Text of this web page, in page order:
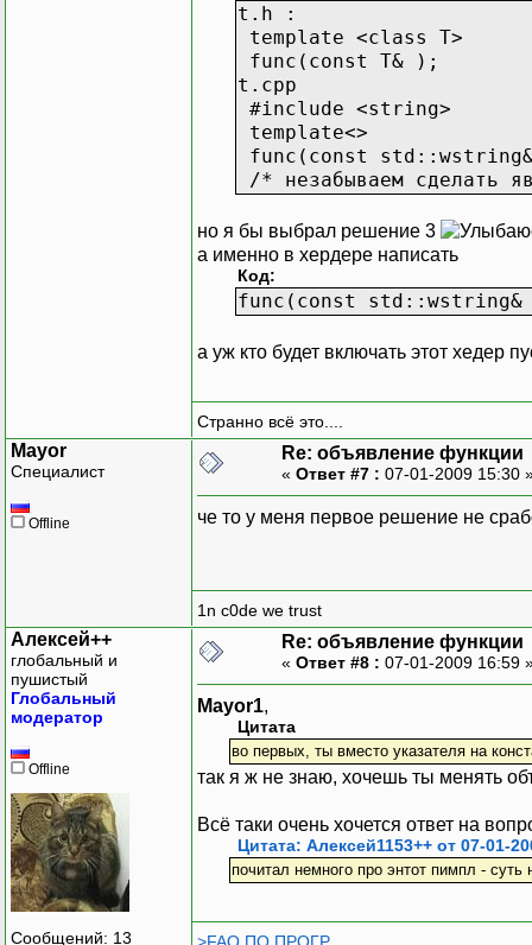
t.h :
template <class T>
func(const T& );
t.cpp
#include <string>
template<>
func(const
/* незабываем сделать
но я бы выбрал решение 3
а именно в хердере написать
Код:
func(const
а уж кто будет включать этот хедер
Странно всё это....
Mayor
Специалист
Offline
Re: объявление функции
« Ответ #7 : 07-01-2009 15:30
че то у меня первое решение не
1n c0de we trust
Алексей++
глобальный и
пушистый
Глобальный
модератор
Offline
Сообщений: 13
Re: объявление функции
« Ответ #8 : 07-01-2009 16:59
Mayor1,
Цитата
во первых, ты вместо указателя на
так я ж не знаю, хочешь ты менять
Всё таки очень хочется ответ на
Цитата: Алексей1153++ от 07-01-
почитал немного про энтот пимпл -